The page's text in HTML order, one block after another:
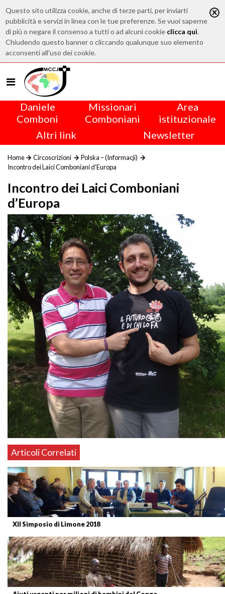
Questo sito utilizza cookie, anche di terze parti, per inviarti
pubblicità e servizi in linea con le tue preferenze. Se vuoi saperne
di più o negare il consenso a tutti o ad alcuni cookie clicca qui.
Chiudendo questo banner o cliccando qualunque suo elemento
acconsenti all'uso dei cookie.
Daniele
Comboni
Missionari
Comboniani
Area
istituzionale
Altri link
Newsletter
Home Circoscrizioni
Polska – (Informacji)
Incontro dei Laici Comboniani d’Europa
Incontro dei Laici Comboniani
d’Europa
Articoli Correlati
XII Simposio di Limone 2018